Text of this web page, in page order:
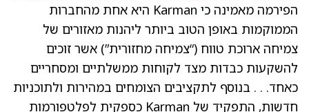
הפירמה מאמינה כי Karman היא אחת מהחברות
הממוקמות באופן הטוב ביותר ליהנות מאזורים של
צמיחה ארוכת טווח (“צמיחה מחזורית”) אשר זוכים
להשקעות כבדות מצד לקוחות ממשלתיים ומסחריים
כאחד. . . בנוסף לתקציבים הצומחים במהירות ולתוכניות
חדשות, התפקיד של Karman כספקית לפלטפורמות